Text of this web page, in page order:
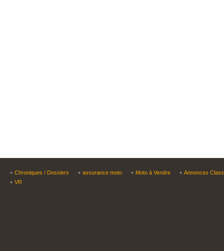
Chroniques / Dossiers assurance moto Moto à Vendre
Annonces
VR